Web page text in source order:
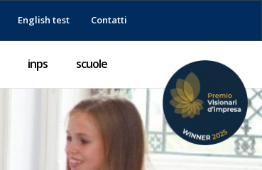
English test Contatti
inps scuole